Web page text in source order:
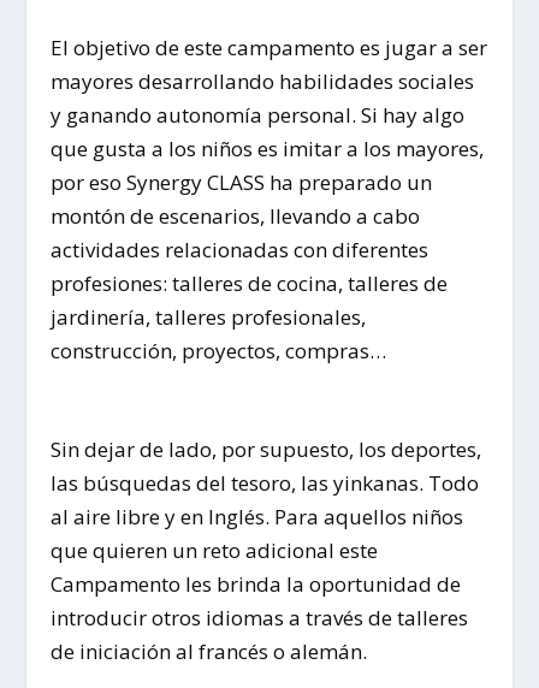
El objetivo de este campamento es jugar a ser
mayores desarrollando habilidades sociales
y ganando autonomía personal. Si hay algo
que gusta a los niños es imitar a los mayores,
por eso Synergy CLASS ha preparado un
montón de escenarios, llevando a cabo
actividades relacionadas con diferentes
profesiones: talleres de cocina, talleres de
jardinería, talleres profesionales,
construcción, proyectos, compras…
Sin dejar de lado, por supuesto, los deportes,
las búsquedas del tesoro, las yinkanas. Todo
al aire libre y en Inglés. Para aquellos niños
que quieren un reto adicional este
Campamento les brinda la oportunidad de
introducir otros idiomas a través de talleres
de iniciación al francés o alemán.